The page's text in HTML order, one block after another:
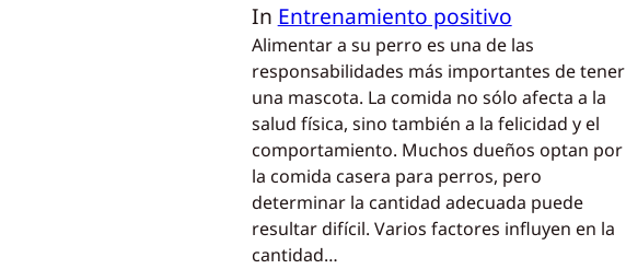
In Entrenamiento positivo
Alimentar a su perro es una de las
responsabilidades más importantes de tener
una mascota. La comida no sólo afecta a la
salud física, sino también a la felicidad y el
comportamiento. Muchos dueños optan por
la comida casera para perros, pero
determinar la cantidad adecuada puede
resultar difícil. Varios factores influyen en la
cantidad…